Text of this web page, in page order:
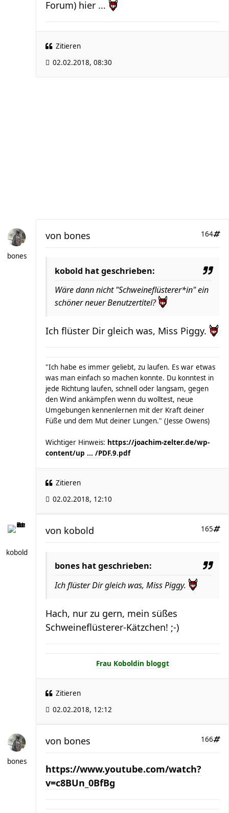
Forum) hier ...
Zitieren
02.02.2018, 08:30
bones
164
von bones
kobold hat geschrieben:
Wäre dann nicht "Schweineflüsterer*in" ein
schöner neuer Benutzertitel?
Ich flüster Dir gleich was, Miss Piggy.
"Ich habe es immer geliebt, zu laufen. Es war etwas
was man einfach so machen konnte. Du konntest in
jede Richtung laufen, schnell oder langsam, gegen
den Wind ankämpfen wenn du wolltest, neue
Umgebungen kennenlernen mit der Kraft deiner
Füße und dem Mut deiner Lungen." (Jesse Owens)
Wichtiger Hinweis: https://joachim-zelter.de/wp-
content/up ... /PDF.9.pdf
Zitieren
02.02.2018, 12:10
kobold
165
von kobold
bones hat geschrieben:
Ich flüster Dir gleich was, Miss Piggy.
Hach, nur zu gern, mein süßes
Schweineflüsterer-Kätzchen! ;-)
Frau Koboldin bloggt
Zitieren
02.02.2018, 12:12
bones
166
von bones
https://www.youtube.com/watch?
v=c8BUn_0BfBg